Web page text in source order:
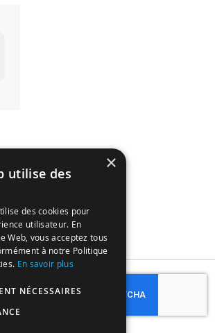
×
utilise des
des cookies pour
utilisateur. En
Web, vous acceptez tous
à notre Politique
En savoir plus
NÉCESSAIRES